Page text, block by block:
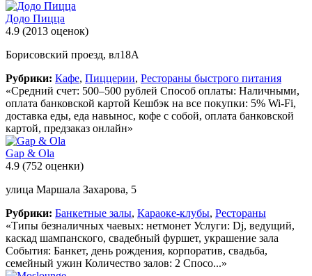
Додо Пицца
4.9 (2013 оценок)
Борисовский проезд, вл18А
Рубрики: Кафе, Пиццерии, Рестораны быстрого питания
«Средний счет: 500–500 рублей Способ оплаты: Наличными,
оплата банковской картой Кешбэк на все покупки: 5% Wi-Fi,
доставка еды, еда навынос, кофе с собой, оплата банковской
картой, предзаказ онлайн»
Gap & Ola
4.9 (752 оценки)
улица Маршала Захарова, 5
Рубрики: Банкетные залы, Караоке-клубы, Рестораны
«Типы безналичных чаевых: нетмонет Услуги: Dj, ведущий,
каскад шампанского, свадебный фуршет, украшение зала
События: Банкет, день рождения, корпоратив, свадьба,
семейный ужин Количество залов: 2 Спосо...»